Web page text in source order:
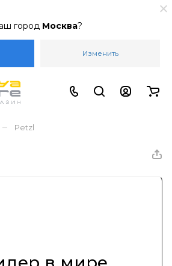
город Москва?
Изменить
– Petzl